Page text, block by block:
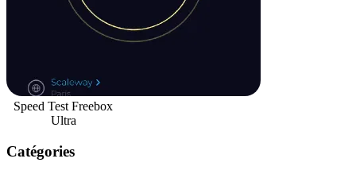
Speed Test Freebox
Ultra
Catégories